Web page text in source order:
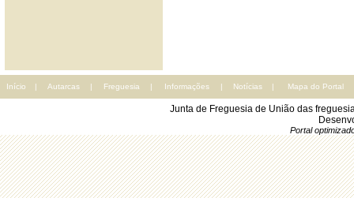
Início | Autarcas | Freguesia | Informações | Notícias | Mapa do Portal
Junta de Freguesia de União das
Portal